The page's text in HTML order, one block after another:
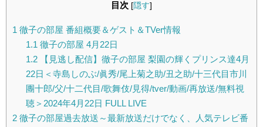
目次 [隠す]
1 徹子の部屋 番組概要＆ゲスト＆TVer情報
1.1 徹子の部屋 4月22日
1.2【見逃し配信】徹子の部屋 梨園の輝くプリンス達4月
22日＜寺島しのぶ/眞秀/尾上菊之助/丑之助/十三代目市川
團十郎/父/十二代目/歌舞伎/見得/tver/動画/再放送/無料視
聴＞2024年4月22日 FULL LIVE
2 徹子の部屋過去放送～最新放送だけでなく、人気テレビ番